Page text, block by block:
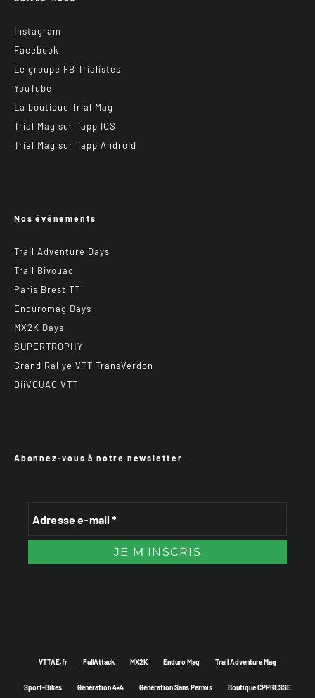
Instagram
Facebook
Le groupe FB Trialistes
YouTube
La boutique Trial Mag
Trial Mag sur l’app IOS
Trial Mag sur l’app Android
Nos événements
Trail Adventure Days
Trail Bivouac
Paris Brest TT
Enduromag Days
MX2K Days
SUPERTROPHY
Grand Rallye VTT TransVerdon
BiiVOUAC VTT
Abonnez-vous à notre newsletter
VTTAE.fr FullAttack MX2K Enduro Mag Trail Adventure Mag
Sport-Bikes Génération 4×4 Génération Sans Permis Boutique CPPRESSE